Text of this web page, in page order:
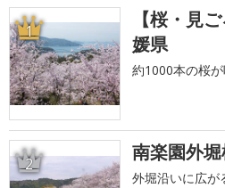
1
【桜・見
媛県
約1000本の桜
2 南楽園外
外堀沿いに広が